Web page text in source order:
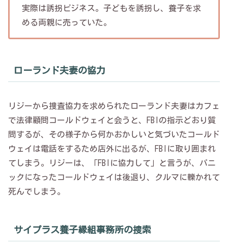
実際は誘拐ビジネス。子どもを誘拐し、養子を求
める両親に売っていた。
ローランド夫妻の協力
リジーから捜査協力を求められたローランド夫妻はカフェ
で法律顧問コールドウェイと会うと、FBIの指示どおり質
問するが、その様子から何かおかしいと気づいたコールド
ウェイは電話をするため店外に出るが、FBIに取り囲まれ
てしまう。リジーは、「FBIに協力して」と言うが、パニ
ックになったコールドウェイは後退り、クルマに轢かれて
死んでしまう。
サイプラス養子縁組事務所の捜索